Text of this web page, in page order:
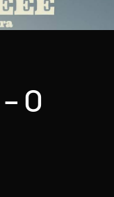
AMÉRICA DO SUL
O